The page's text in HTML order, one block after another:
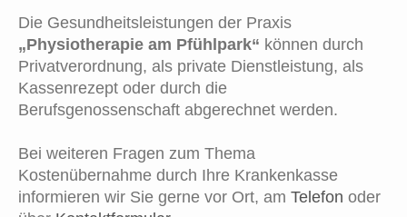
Die Gesundheitsleistungen der Praxis
„Physiotherapie am Pfühlpark“ können durch
Privatverordnung, als private Dienstleistung, als
Kassenrezept oder durch die
Berufsgenossenschaft abgerechnet werden.
Bei weiteren Fragen zum Thema
Kostenübernahme durch Ihre Krankenkasse
informieren wir Sie gerne vor Ort, am Telefon oder